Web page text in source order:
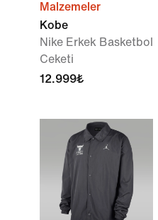
Malzemeler
Kobe
Nike Erkek Basketbol
Ceketi
12.999₺